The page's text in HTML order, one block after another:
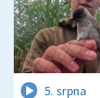
5. srpna